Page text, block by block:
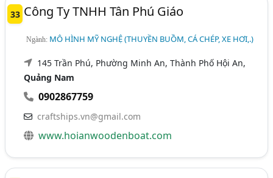
33 Công Ty TNHH Tân Phú Giáo
Ngành: MÔ HÌNH MỸ NGHỆ (THUYỀN BUỒM, CÁ CHÉP, XE HƠI,.)
145 Trần Phú, Phường Minh An, Thành Phố Hội An,
Quảng Nam
0902867759
craftships.vn@gmail.com
www.hoianwoodenboat.com